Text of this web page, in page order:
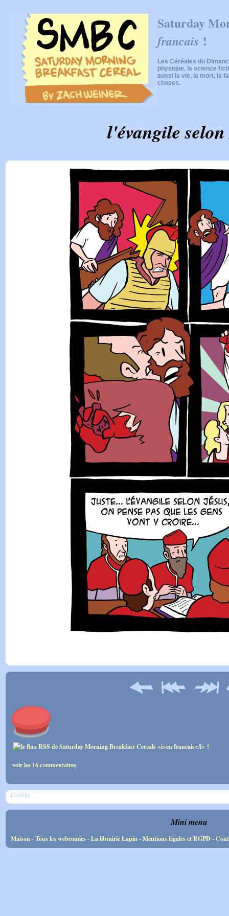
Saturday
francais !
Les Céréales du
physique, la science
aussi la vie, la mort, la
choses.
l'évangile selon
voir les 16 commentaires
Loading
Mini menu
Maison-Tous les webcomics-La librairie Lapin-Mentions légales et RGPD-